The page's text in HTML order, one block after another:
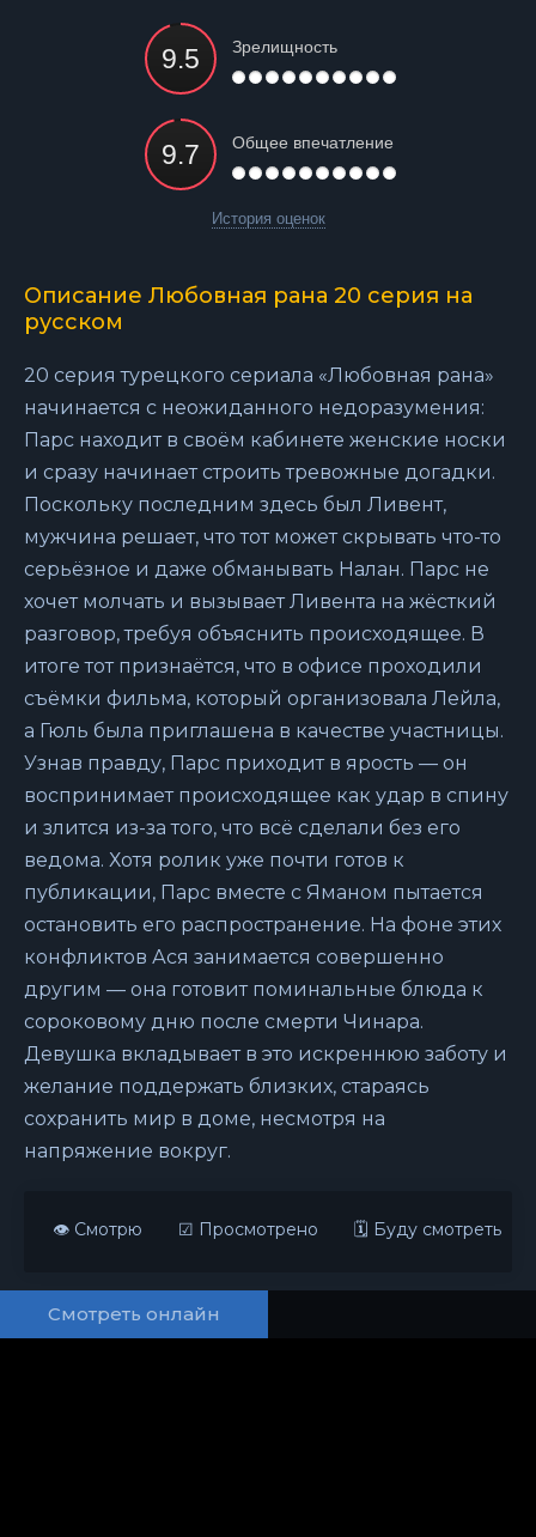
Зрелищность
Общее впечатление
История оценок
Описание Любовная рана 20 серия на
русском
20 серия турецкого сериала «Любовная рана»
начинается с неожиданного недоразумения:
Парс находит в своём кабинете женские носки
и сразу начинает строить тревожные догадки.
Поскольку последним здесь был Ливент,
мужчина решает, что тот может скрывать что-то
серьёзное и даже обманывать Налан. Парс не
хочет молчать и вызывает Ливента на жёсткий
разговор, требуя объяснить происходящее. В
итоге тот признаётся, что в офисе проходили
съёмки фильма, который организовала Лейла,
а Гюль была приглашена в качестве участницы.
Узнав правду, Парс приходит в ярость — он
воспринимает происходящее как удар в спину
и злится из-за того, что всё сделали без его
ведома. Хотя ролик уже почти готов к
публикации, Парс вместе с Яманом пытается
остановить его распространение. На фоне этих
конфликтов Ася занимается совершенно
другим — она готовит поминальные блюда к
сороковому дню после смерти Чинара.
Девушка вкладывает в это искреннюю заботу и
желание поддержать близких, стараясь
сохранить мир в доме, несмотря на
напряжение вокруг.
👁 Смотрю ☑ Просмотрено 🗓 Буду смотреть
Смотреть онлайн